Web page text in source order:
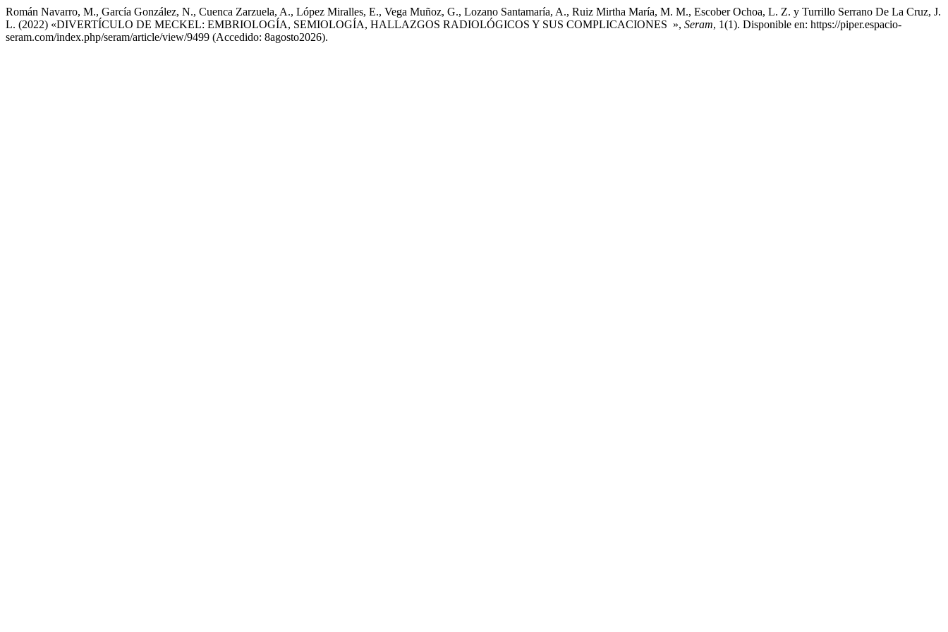
Román Navarro, M., García González, N., Cuenca Zarzuela, A., López Miralles, E., Vega Muñoz, G., Lozano Santamaría, A., Ruiz Mirtha María, M. M., Escober Ochoa, L. Z. y Turrillo Serrano De La Cruz, J.
L. (2022) «DIVERTÍCULO DE MECKEL: EMBRIOLOGÍA, SEMIOLOGÍA, HALLAZGOS RADIOLÓGICOS Y SUS COMPLICACIONES », Seram, 1(1). Disponible en: https://piper.espacio-
seram.com/index.php/seram/article/view/9499 (Accedido: 8agosto2026).